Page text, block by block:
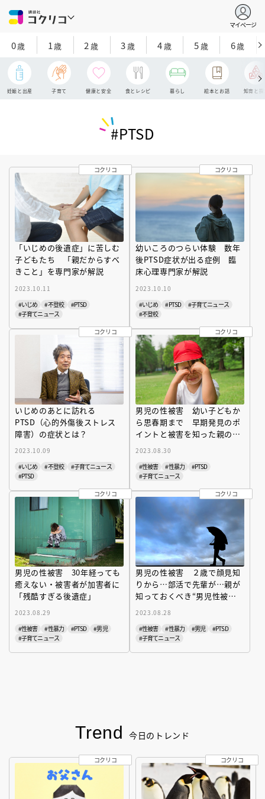
マイページ
0歳 1歳 2 歳 3歳 4歳 5歳 6歳
妊娠と出産 子育て 健康と安全 食とレシピ 暮らし 絵本とお話 知育と探
#PTSD
コクリコ
「いじめの後遺症」に苦しむ
子どもたち 「親だからすべ
きこと」を専門家が解説
2023.10.11
#いじめ
#不登校
#PTSD
#子育てニュース
コクリコ
幼いころのつらい体験 数年
後PTSD症状が出る症例 臨
床心理専門家が解説
2023.10.10
#いじめ
#PTSD
#子育てニュース
#不登校
コクリコ
いじめのあとに訪れる
PTSD（心的外傷後ストレス
障害）の症状とは？
2023.10.09
#いじめ
#不登校
#子育てニュース
#PTSD
コクリコ
男児の性被害 幼い子どもか
ら思春期まで 早期発見のポ
イントと被害を知った親の対
2023.08.30
#性被害
#性暴力
#PTSD
#子育てニュース
コクリコ
男児の性被害 30年経っても
癒えない・被害者が加害者に
「残酷すぎる後遺症」
2023.08.29
#性被害
#性暴力 #PTSD
#男児
#子育てニュース
コクリコ
男児の性被害 ２歳で顔見知
りから…部活で先輩が…親が
知っておくべき“男児性被
害”の現実
2023.08.28
#性被害
#性暴力 #男児
#PTSD
#子育てニュース
Trend 今日のトレンド
コクリコ コクリコ